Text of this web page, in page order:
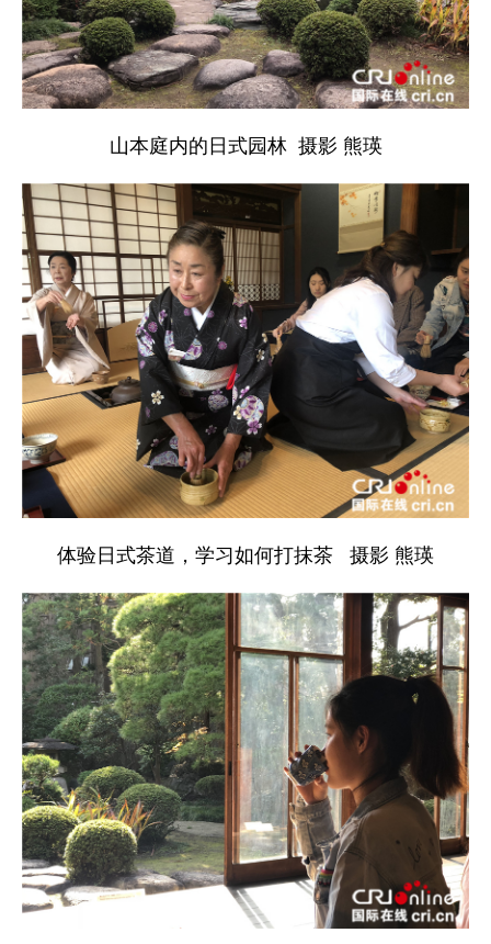
山本庭内的日式园林 摄影 熊瑛
体验日式茶道，学习如何打抹茶 摄影 熊瑛